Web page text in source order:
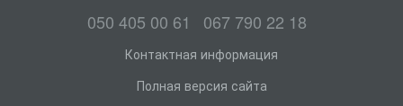
050 405 00 61 067 790 22 18
Контактная информация
Полная версия сайта